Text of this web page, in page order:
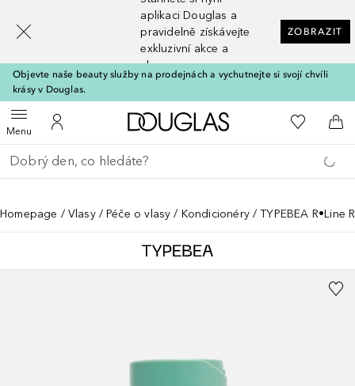
aplikaci Douglas a
pravidelně získávejte
exkluzivní akce a
slevy
ZOBRAZIT
Objevte naše beauty služby na prodejnách a vychutnejte si svojí chvíli
krásy v Douglas.
MenuOtevřít menuK mému účtu
Domů K mému
Do
Vraťte se
Proveďte vyhledávání
Homepage Vlasy Péče o vlasy Kondicionéry TYPEBEA R•Line
[navigation.slideout.screenreader]